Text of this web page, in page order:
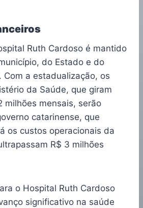
Ruth Cardoso é mantido
do Estado e do
Com a estadualização, os
da Saúde, que giram
milhões mensais, serão
catarinense, que
os custos operacionais da
R$ 3 milhões
o Hospital Ruth Cardoso
significativo na saúde